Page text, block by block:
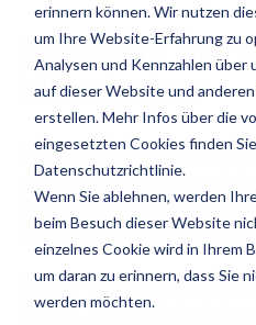
erinnern können. Wir nutzen
um Ihre Website-Erfahrung zu
Analysen und Kennzahlen über
auf dieser Website und
erstellen. Mehr Infos über die
eingesetzten Cookies finden
Datenschutzrichtlinie.
Wenn Sie ablehnen, werden
beim Besuch dieser Website
einzelnes Cookie wird in Ihrem
um daran zu erinnern, dass Sie
werden möchten.
Anwendungen
Publikationen
Messenger
Jobs
Docs
Referenzen von
Automotive
Bauwesen
Grosshandel
Weitere Referenzen
Preise
Ressourcen
Neueste Artikel
Die Bedeutung
internen
Entdecken
Wie verläuft
Jobwechsel
Unternehmen
Das Unternehmen
Über uns
Demo
Erreichen Sie
Mitarbeiter
Wie können Sie alle Ihre
erreichen? Ganz einfach: mit
interne Kommunikation, die
Touchscreen,Smartphone
Steepleinformiert alle Ihre
Echtzeit, egal ob sie im